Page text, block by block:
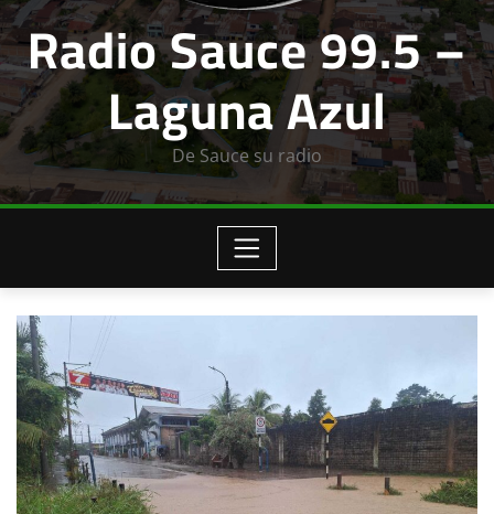
Radio Sauce 99.5 –
Laguna Azul
De Sauce su radio